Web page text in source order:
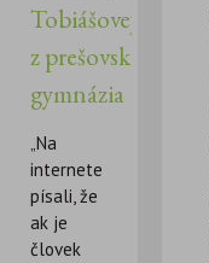
Tobiášovej
z prešovského
gymnázia
„Na
internete
písali, že
ak je
človek